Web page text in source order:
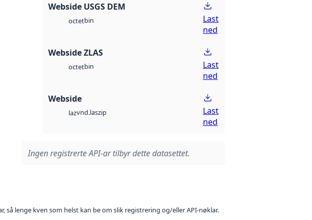
Webside USGS DEM
octetbin
Last
ned
Webside ZLAS
octetbin
Last
ned
Webside
lazvnd.laszip
Last
ned
Ingen registrerte API-ar tilbyr dette datasettet.
lenge kven som helst kan be om slik registrering og/eller API-nøklar.